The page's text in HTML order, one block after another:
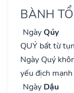
BÀNH
NgàyQúy
QUÝ bất từ
Ngày Quý
yếu địch mạnh
Ngày Dậu